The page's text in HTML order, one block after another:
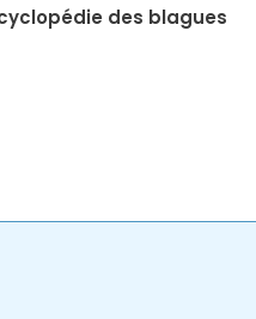
des blagues